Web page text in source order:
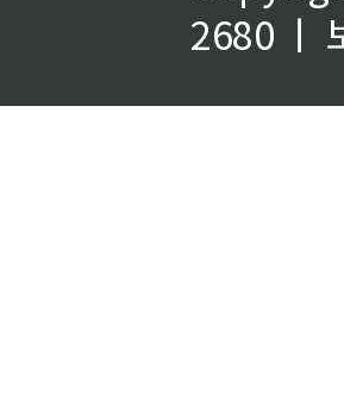
2680 ㅣ